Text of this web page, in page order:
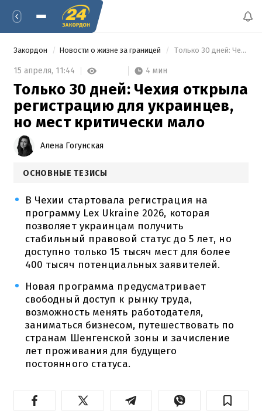
Закордон Новости о жизне за границей Только 30 дней: Чехия открыла регистрацию для украинцев, но мест критически мало
15 апреля, 11:44 4 мин
Только 30 дней: Чехия открыла
регистрацию для украинцев,
но мест критически мало
Алена Гогунская
ОСНОВНЫЕ ТЕЗИСЫ
В Чехии стартовала регистрация на
программу Lex Ukraine 2026, которая
позволяет украинцам получить
стабильный правовой статус до 5 лет, но
доступно только 15 тысяч мест для более
400 тысяч потенциальных заявителей.
Новая программа предусматривает
свободный доступ к рынку труда,
возможность менять работодателя,
заниматься бизнесом, путешествовать по
странам Шенгенской зоны и зачисление
лет проживания для будущего
постоянного статуса.